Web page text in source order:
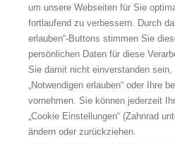
Jugendgesundheitsuntersuchung J1: 4-
15-Jährigen im Jahr 2010 Zentralinstitut
in Deutschland (Zi). Versorgungsatlas-
https://doi.org/10.20364/VA-13.01
um unsere Webseiten für Sie
fortlaufend zu verbessern. Durch
erlauben“-Buttons stimmen Sie
persönlichen Daten für diese
Sie damit nicht einverstanden
„Notwendigen erlauben“ oder Ihre
vornehmen. Sie können jederzeit
„Cookie Einstellungen“ (Zahnrad
ändern oder zurückziehen.